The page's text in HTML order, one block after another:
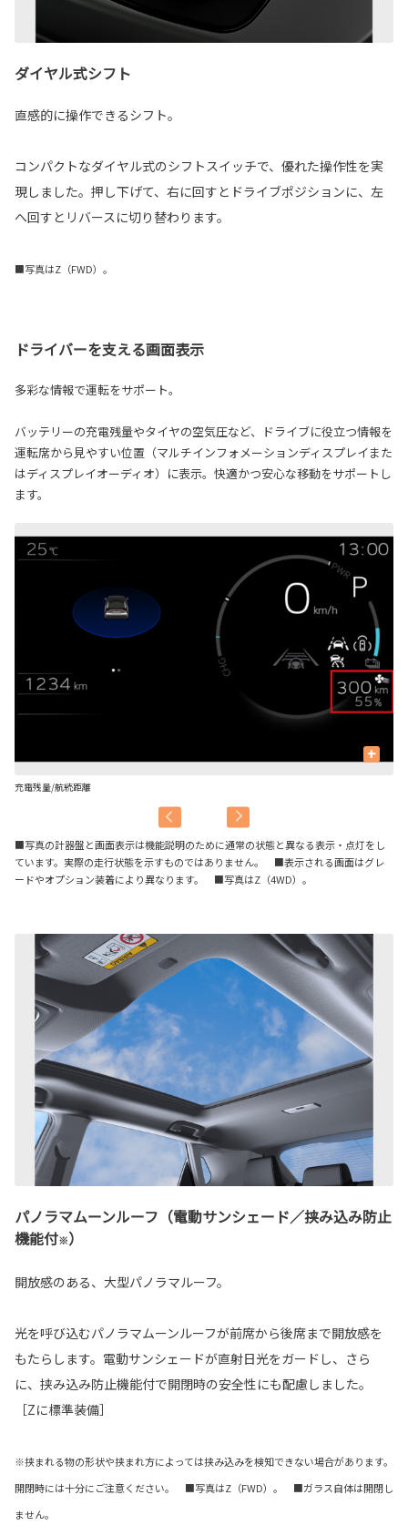
ダイヤル式シフト
直感的に操作できるシフト。
コンパクトなダイヤル式のシフトスイッチで、優れた操作性を実
現しました。押し下げて、右に回すとドライブポジションに、左
へ回すとリバースに切り替わります。
■写真はZ（FWD）。
ドライバーを支える画面表示
多彩な情報で運転をサポート。
バッテリーの充電残量やタイヤの空気圧など、ドライブに役立つ情報を
運転席から見やすい位置（マルチインフォメーションディスプレイまた
はディスプレイオーディオ）に表示。快適かつ安心な移動をサポートし
ます。
+
充電残量/航続距離
■写真の計器盤と画面表示は機能説明のために通常の状態と異なる表示・点灯をし
ています。実際の走行状態を示すものではありません。 ■表示される画面はグレ
ードやオプション装着により異なります。 ■写真はZ（4WD）。
パノラマムーンルーフ（電動サンシェード／挟み込み防止
機能付※）
開放感のある、大型パノラマルーフ。
光を呼び込むパノラマムーンルーフが前席から後席まで開放感を
もたらします。電動サンシェードが直射日光をガードし、さら
に、挟み込み防止機能付で開閉時の安全性にも配慮しました。
［Zに標準装備］
※挟まれる物の形状や挟まれ方によっては挟み込みを検知できない場合があります。
開閉時には十分にご注意ください。 ■写真はZ（FWD）。 ■ガラス自体は開閉し
ません。